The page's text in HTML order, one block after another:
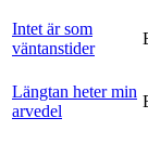
Intet är som
väntanstider
Längtan heter min
arvedel